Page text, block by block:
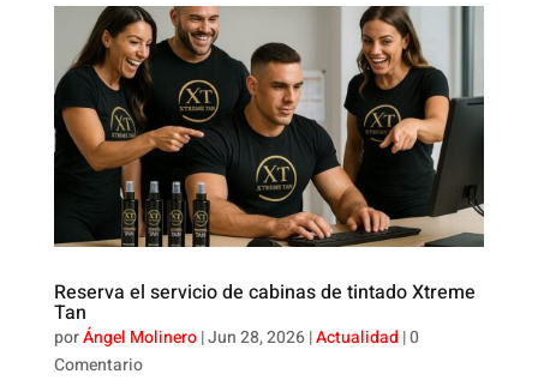
Reserva el servicio de cabinas de tintado Xtreme
Tan
porÁngel Molinero|Jun 28, 2026|Actualidad | 0
Comentario